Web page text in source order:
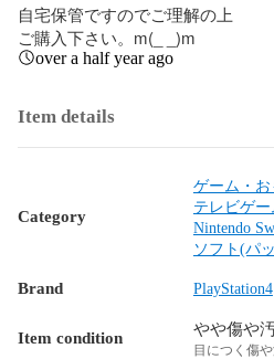
自宅保管ですのでご理解の上
ご購入下さい。m(_ _)m
over a half year ago
Item details
Category
ゲーム・
テレビゲー
Nintendo
ソフト(パ
Brand PlayStation4
Item condition やや傷や
目につく傷